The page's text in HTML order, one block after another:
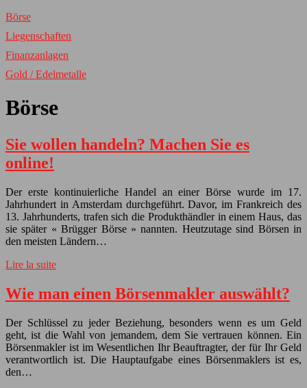
Börse
Liegenschaften
Finanzanlagen
Gold / Edelmetalle
Börse
Sie wollen handeln? Machen Sie es
online!
Der erste kontinuierliche Handel an einer Börse wurde im 17.
Jahrhundert in Amsterdam durchgeführt. Davor, im Frankreich des
13. Jahrhunderts, trafen sich die Produkthändler in einem Haus, das
sie später « Brügger Börse » nannten. Heutzutage sind Börsen in
den meisten Ländern…
Lire la suite
Wie man einen Börsenmakler auswählt?
Der Schlüssel zu jeder Beziehung, besonders wenn es um Geld
geht, ist die Wahl von jemandem, dem Sie vertrauen können. Ein
Börsenmakler ist im Wesentlichen Ihr Beauftragter, der für Ihr Geld
verantwortlich ist. Die Hauptaufgabe eines Börsenmaklers ist es,
den…